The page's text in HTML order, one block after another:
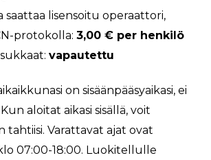
saattaa lisensoitu operaattori,
protokolla: 3,00 € per henkilö
vapautettu
on sisäänpääsyaikasi, ei
aloitat aikasi sisällä, voit
tahtiisi. Varattavat ajat ovat
07:00-18:00. Luokitellulle